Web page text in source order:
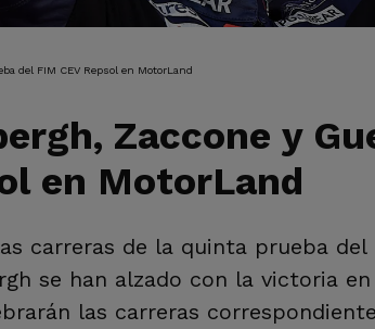
del FIM CEV Repsol en MotorLand
Zaccone y
en MotorLand
carreras de la quinta prueba del
se han alzado con la victoria
las carreras